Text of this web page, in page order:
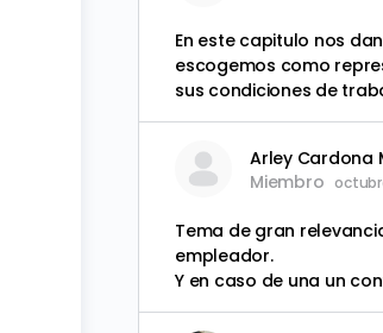
En este capitulo nos
escogemos como
sus condiciones de
Arley Cardona
Miembro
Tema de gran
empleador.
Y en caso de una un